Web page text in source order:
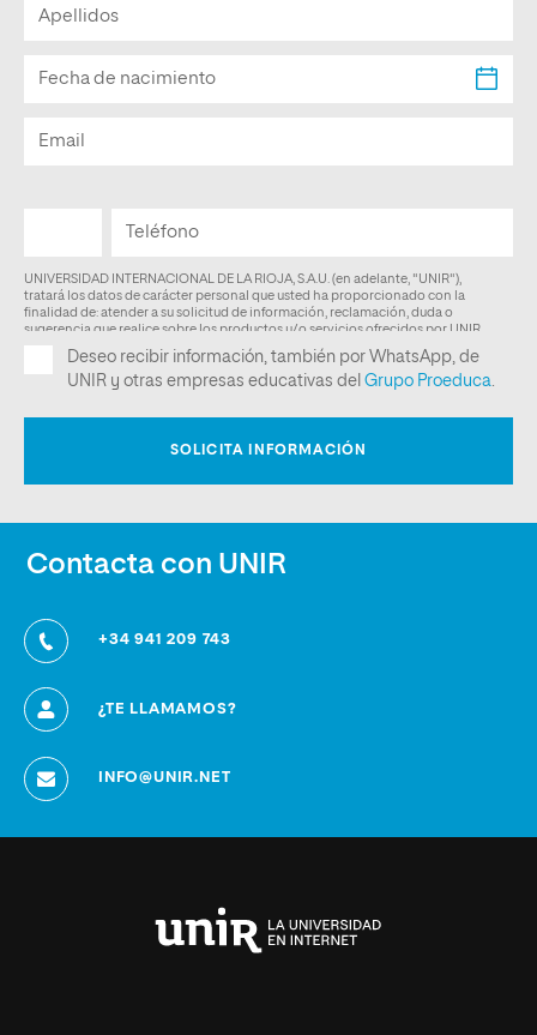
Contacta con UNIR
+34 941 209 743
¿TE LLAMAMOS?
INFO@UNIR.NET